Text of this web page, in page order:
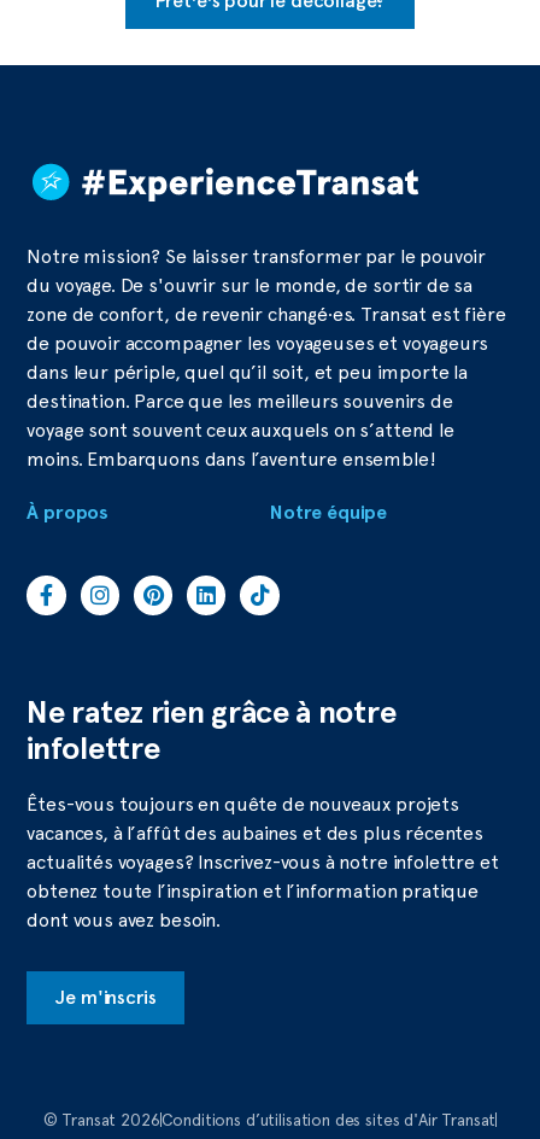
Notre mission? Se laisser transformer par le pouvoir
du voyage. De s'ouvrir sur le monde, de sortir de sa
zone de confort, de revenir changé·es. Transat est fière
de pouvoir accompagner les voyageuses et voyageurs
dans leur périple, quel qu’il soit, et peu importe la
destination. Parce que les meilleurs souvenirs de
voyage sont souvent ceux auxquels on s’attend le
moins. Embarquons dans l’aventure ensemble!
À propos Notre équipe
Ne ratez rien grâce à notre
infolettre
Êtes-vous toujours en quête de nouveaux projets
vacances, à l’affût des aubaines et des plus récentes
actualités voyages? Inscrivez-vous à notre infolettre et
obtenez toute l’inspiration et l’information pratique
dont vous avez besoin.
Je m'inscris
© Transat 2026Conditions d’utilisation des sites d'Air Transat